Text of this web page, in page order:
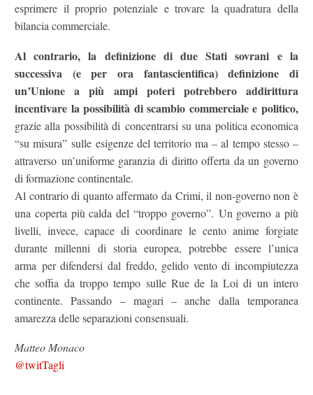
esprimere il proprio potenziale e trovare la quadratura della
bilancia commerciale.
Al contrario, la definizione di due Stati sovrani e la
successiva (e per ora fantascientifica) definizione di
un’Unione a più ampi poteri potrebbero addirittura
incentivare la possibilità di scambio commerciale e politico,
grazie alla possibilità di concentrarsi su una politica economica
“su misura” sulle esigenze del territorio ma – al tempo stesso –
attraverso un’uniforme garanzia di diritto offerta da un governo
di formazione continentale.
Al contrario di quanto affermato da Crimi, il non-governo non è
una coperta più calda del “troppo governo”. Un governo a più
livelli, invece, capace di coordinare le cento anime forgiate
durante millenni di storia europea, potrebbe essere l’unica
arma per difendersi dal freddo, gelido vento di incompiutezza
che soffia da troppo tempo sulle Rue de la Loi di un intero
continente. Passando – magari – anche dalla temporanea
amarezza delle separazioni consensuali.
Matteo Monaco
@twitTagli